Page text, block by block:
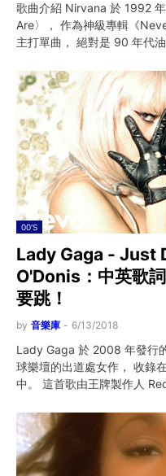
歌曲介紹 Nirvana 於 1992
Are〉， 作為神級專輯《
主打單曲， 絕對是 90 年代
00'S
Lady Gaga - Just
O'Donis：中英歌
要跳！
by 音樂庫 - 6/13/2018
Lady Gaga 於 2008 年發行
球樂壇的出道處女作， 收錄
中。 這首歌由王牌製作人